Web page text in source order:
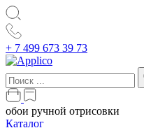
+ 7 499 673 39 73
обои ручной отрисовки
Каталог